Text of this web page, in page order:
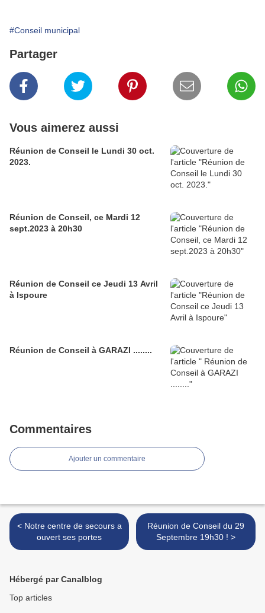
#Conseil municipal
Partager
Vous aimerez aussi
Réunion de Conseil le Lundi 30 oct.
2023.
Réunion de Conseil, ce Mardi 12
sept.2023 à 20h30
Réunion de Conseil ce Jeudi 13 Avril
à Ispoure
Réunion de Conseil à GARAZI ........
Commentaires
Ajouter un commentaire
< Notre centre de secours a
ouvert ses portes
Réunion de Conseil du 29
Septembre 19h30 ! >
Hébergé par Canalblog
Top articles